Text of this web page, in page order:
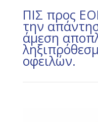
ΠΙΣ προς
την
άμεση
οφειλών.